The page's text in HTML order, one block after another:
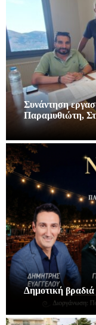
Συνάντηση
Παραμυθιώτη,
Δημοτική